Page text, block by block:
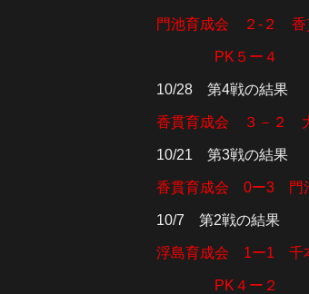
門池育成会 ２-２ 香
PK５ー４
10/28 第4戦の結果
香貫育成会 ３－２
10/21 第3戦の結果
香貫育成会 0ー3 門
10/7 第2戦の結果
浮島育成会 1ー1 千
PK４ー２